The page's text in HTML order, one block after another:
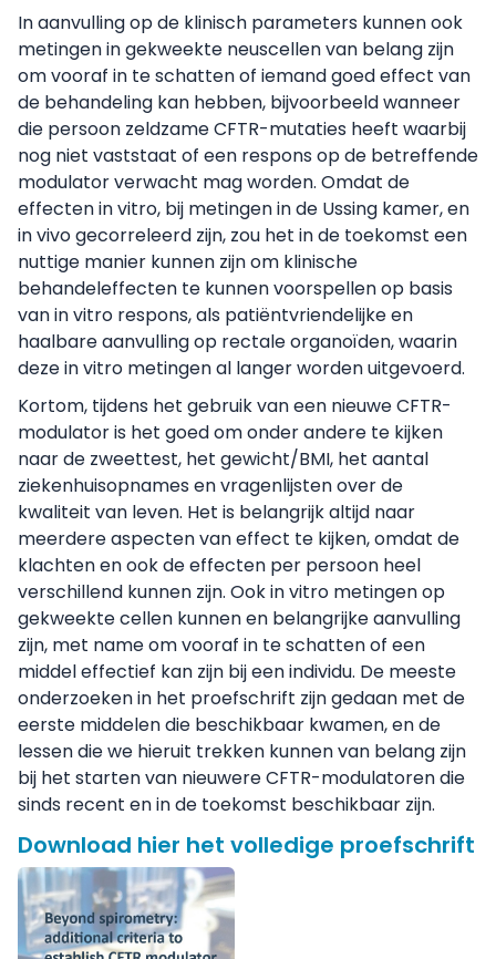
In aanvulling op de klinisch parameters kunnen ook
metingen in gekweekte neuscellen van belang zijn
om vooraf in te schatten of iemand goed effect van
de behandeling kan hebben, bijvoorbeeld wanneer
die persoon zeldzame CFTR-mutaties heeft waarbij
nog niet vaststaat of een respons op de betreffende
modulator verwacht mag worden. Omdat de
effecten in vitro, bij metingen in de Ussing kamer, en
in vivo gecorreleerd zijn, zou het in de toekomst een
nuttige manier kunnen zijn om klinische
behandeleffecten te kunnen voorspellen op basis
van in vitro respons, als patiëntvriendelijke en
haalbare aanvulling op rectale organoïden, waarin
deze in vitro metingen al langer worden uitgevoerd.
Kortom, tijdens het gebruik van een nieuwe CFTR-
modulator is het goed om onder andere te kijken
naar de zweettest, het gewicht/BMI, het aantal
ziekenhuisopnames en vragenlijsten over de
kwaliteit van leven. Het is belangrijk altijd naar
meerdere aspecten van effect te kijken, omdat de
klachten en ook de effecten per persoon heel
verschillend kunnen zijn. Ook in vitro metingen op
gekweekte cellen kunnen en belangrijke aanvulling
zijn, met name om vooraf in te schatten of een
middel effectief kan zijn bij een individu. De meeste
onderzoeken in het proefschrift zijn gedaan met de
eerste middelen die beschikbaar kwamen, en de
lessen die we hieruit trekken kunnen van belang zijn
bij het starten van nieuwere CFTR-modulatoren die
sinds recent en in de toekomst beschikbaar zijn.
Download hier het volledige proefschrift